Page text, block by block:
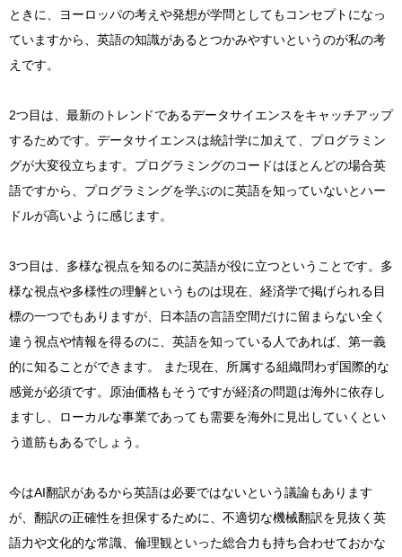
ときに、ヨーロッパの考えや発想が学問としてもコンセプトになっ
ていますから、英語の知識があるとつかみやすいというのが私の考
えです。
2つ目は、最新のトレンドであるデータサイエンスをキャッチアップ
するためです。データサイエンスは統計学に加えて、プログラミン
グが大変役立ちます。プログラミングのコードはほとんどの場合英
語ですから、プログラミングを学ぶのに英語を知っていないとハー
ドルが高いように感じます。
3つ目は、多様な視点を知るのに英語が役に立つということです。多
様な視点や多様性の理解というものは現在、経済学で掲げられる目
標の一つでもありますが、日本語の言語空間だけに留まらない全く
違う視点や情報を得るのに、英語を知っている人であれば、第一義
的に知ることができます。 また現在、所属する組織問わず国際的な
感覚が必須です。原油価格もそうですが経済の問題は海外に依存し
ますし、ローカルな事業であっても需要を海外に見出していくとい
う道筋もあるでしょう。
今はAI翻訳があるから英語は必要ではないという議論もあります
が、翻訳の正確性を担保するために、不適切な機械翻訳を見抜く英
語力や文化的な常識、倫理観といった総合力も持ち合わせておかな